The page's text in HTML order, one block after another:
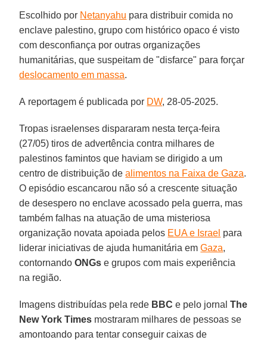
Escolhido por Netanyahu para distribuir comida no
enclave palestino, grupo com histórico opaco é visto
com desconfiança por outras organizações
humanitárias, que suspeitam de "disfarce" para forçar
deslocamento em massa.
A reportagem é publicada por DW, 28-05-2025.
Tropas israelenses dispararam nesta terça-feira
(27/05) tiros de advertência contra milhares de
palestinos famintos que haviam se dirigido a um
centro de distribuição dealimentos na Faixa de Gaza.
O episódio escancarou não só a crescente situação
de desespero no enclave acossado pela guerra, mas
também falhas na atuação de uma misteriosa
organização novata apoiada pelos EUA e Israel para
liderar iniciativas de ajuda humanitária emGaza,
contornandoONGs e grupos com mais experiência
na região.
Imagens distribuídas pela rede BBC e pelo jornalThe
New York Times mostraram milhares de pessoas se
amontoando para tentar conseguir caixas de